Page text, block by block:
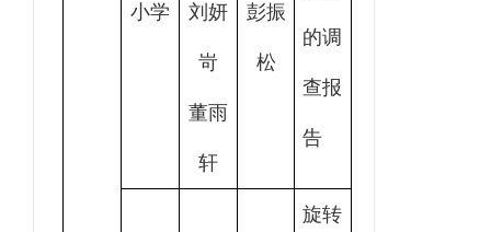
小学 刘妍
岢
董雨
轩
彭振
松
的调
查报
告
旋转